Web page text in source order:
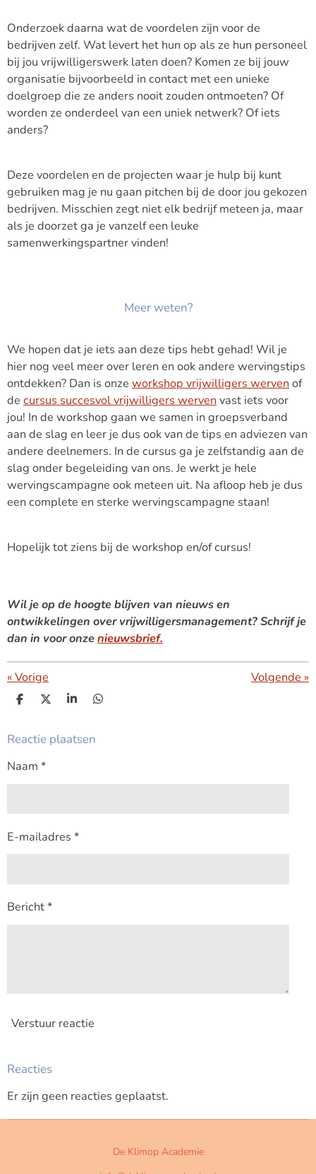
Onderzoek daarna wat de voordelen zijn voor de
bedrijven zelf. Wat levert het hun op als ze hun personeel
bij jou vrijwilligerswerk laten doen? Komen ze bij jouw
organisatie bijvoorbeeld in contact met een unieke
doelgroep die ze anders nooit zouden ontmoeten? Of
worden ze onderdeel van een uniek netwerk? Of iets
anders?
Deze voordelen en de projecten waar je hulp bij kunt
gebruiken mag je nu gaan pitchen bij de door jou gekozen
bedrijven. Misschien zegt niet elk bedrijf meteen ja, maar
als je doorzet ga je vanzelf een leuke
samenwerkingspartner vinden!
Meer weten?
We hopen dat je iets aan deze tips hebt gehad! Wil je
hier nog veel meer over leren en ook andere wervingstips
ontdekken? Dan is onze workshop vrijwilligers werven of
de cursus succesvol vrijwilligers werven vast iets voor
jou! In de workshop gaan we samen in groepsverband
aan de slag en leer je dus ook van de tips en adviezen van
andere deelnemers. In de cursus ga je zelfstandig aan de
slag onder begeleiding van ons. Je werkt je hele
wervingscampagne ook meteen uit. Na afloop heb je dus
een complete en sterke wervingscampagne staan!
Hopelijk tot ziens bij de workshop en/of cursus!
Wil je op de hoogte blijven van nieuws en
ontwikkelingen over vrijwilligersmanagement? Schrijf je
dan in voor onzenieuwsbrief.
«Vorige Volgende »
D
e
D
l
S
r
D
Reactie plaatsen
Naam *
E-mailadres *
Bericht *
Verstuur reactie
Reacties
Er zijn geen reacties geplaatst.
De Klimop Academie